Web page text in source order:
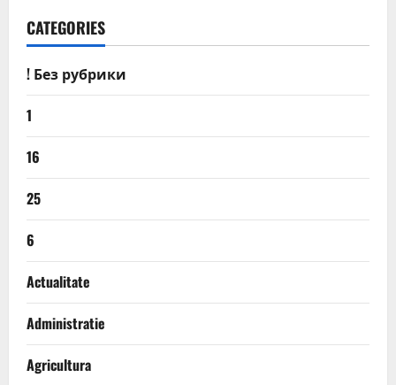
CATEGORIES
! Без рубрики
1
16
25
6
Actualitate
Administratie
Agricultura